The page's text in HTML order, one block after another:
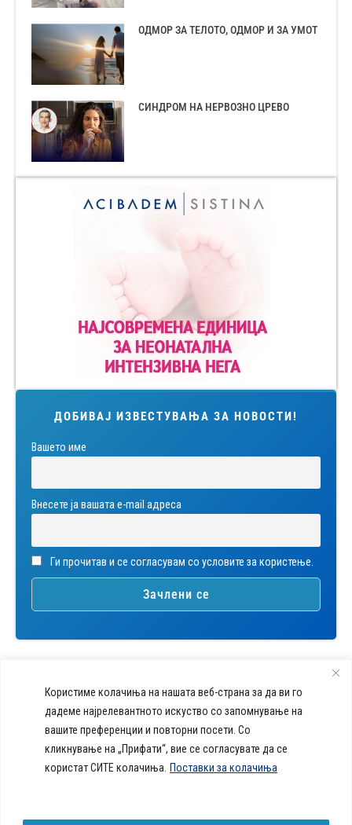
Користиме колачиња на нашата веб-страна за да ви го
дадеме најрелевантното искуство со запомнување на
вашите преференции и повторни посети. Со
кликнување на „Прифати“, вие се согласувате да се
користат СИТЕ колачиња. Поставки за колачиња
ОДМОР ЗА ТЕЛОТО, ОДМОР И ЗА УМОТ
СИНДРОМ НА НЕРВОЗНО ЦРЕВО
ДОБИВАЈ ИЗВЕСТУВАЊА ЗА НОВОСТИ!
Вашето име
Внесете ја вашата е-mail адреса
Ги прочитав и се согласувам со условите за користење.
Daily Dose Of Health -
портал кој ќе ви ги одговори
callcenter@acibademsistina.mk
+ 389 2 30 99 500